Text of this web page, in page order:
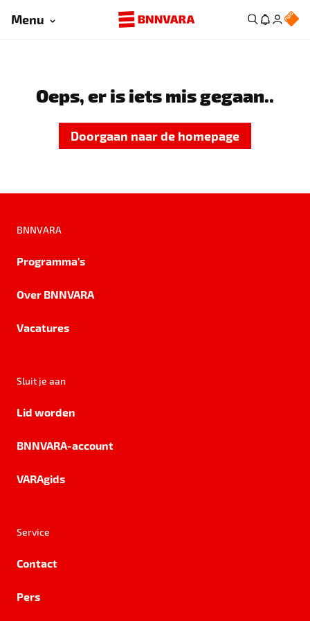
Menu
Oeps, er is iets mis gegaan..
Doorgaan naar de homepage
BNNVARA
Programma's
Over BNNVARA
Vacatures
Sluit je aan
Lid worden
BNNVARA-account
VARAgids
Service
Contact
Pers